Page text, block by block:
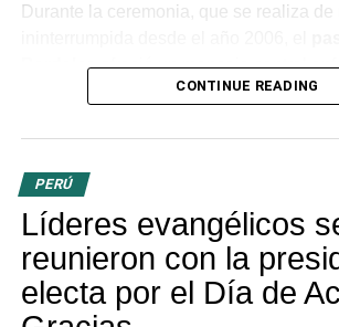
Concluyó señalando que un gobierno
inestabilidad comiencen a disiparse,
«mañana sin nubes» para todos los
Durante la ceremonia, que se realiza de
Bardalesofreció un mensaje central
desafíos éticos del nuevo gobierno.
verdades
fundamentales
ejercicio del
este es una
CONTINUE READING
PERÚ
Líderes evangélicos
reunieron con la
electa por el Día de